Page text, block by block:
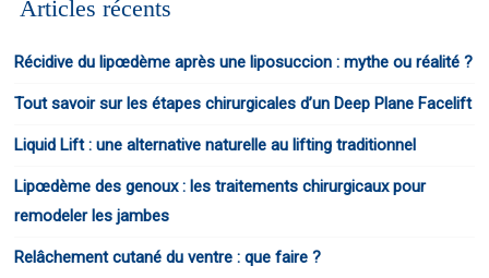
Articles récents
Récidive du lipœdème après une liposuccion : mythe ou réalité ?
Tout savoir sur les étapes chirurgicales d’un Deep Plane Facelift
Liquid Lift : une alternative naturelle au lifting traditionnel
Lipœdème des genoux : les traitements chirurgicaux pour
remodeler les jambes
Relâchement cutané du ventre : que faire ?